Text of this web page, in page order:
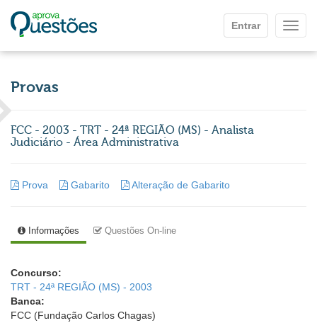
Entrar
Provas
FCC - 2003 - TRT - 24ª REGIÃO (MS) - Analista
Judiciário - Área Administrativa
Prova Gabarito Alteração de Gabarito
Informações Questões On-line
Concurso:
TRT - 24ª REGIÃO (MS) - 2003
Banca:
FCC (Fundação Carlos Chagas)